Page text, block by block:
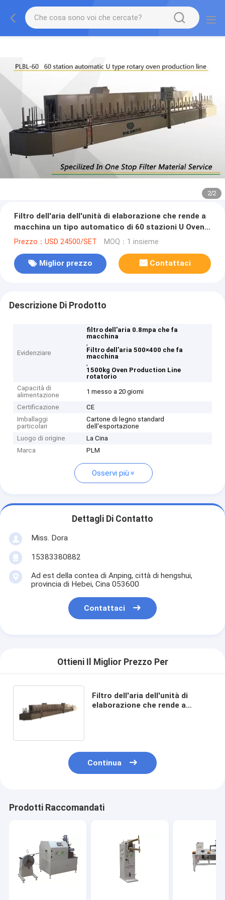
2/2
Filtro dell'aria dell'unità di elaborazione che rende a
macchina un tipo automatico di 60 stazioni U Oven
Production Line rotatorio
Prezzo：USD 24500/SET MOQ：1 insieme
Miglior prezzo Contattaci
Descrizione Di Prodotto
Evidenziare
filtro dell'aria 0.8mpa che fa
macchina
,
Filtro dell'aria 500×400 che fa
macchina
,
1500kg Oven Production Line
rotatorio
Capacità di
alimentazione
1 messo a 20 giorni
Certificazione
CE
Imballaggi
particolari
Cartone di legno standard
dell'esportazione
Luogo di origine
La Cina
Marca
PLM
Osservi più
Dettagli Di Contatto
Miss. Dora
15383380882
Ad est della contea di Anping, città di hengshui,
provincia di Hebei, Cina 053600
Contattaci
Ottieni Il Miglior Prezzo Per
Filtro dell'aria dell'unità di
elaborazione che rende a
Continua
Prodotti Raccomandati